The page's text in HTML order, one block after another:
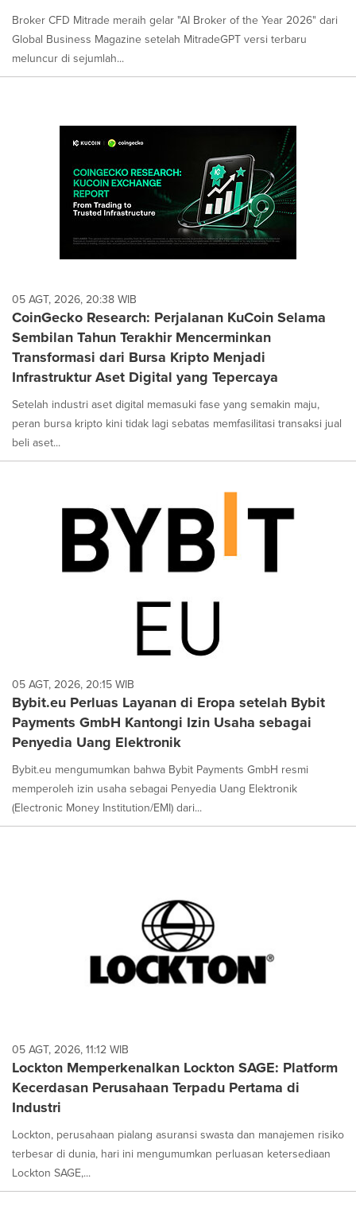
Broker CFD Mitrade meraih gelar "AI Broker of the Year 2026" dari
Global Business Magazine setelah MitradeGPT versi terbaru
meluncur di sejumlah...
05 AGT, 2026, 20:38 WIB
CoinGecko Research: Perjalanan KuCoin Selama
Sembilan Tahun Terakhir Mencerminkan
Transformasi dari Bursa Kripto Menjadi
Infrastruktur Aset Digital yang Tepercaya
Setelah industri aset digital memasuki fase yang semakin maju,
peran bursa kripto kini tidak lagi sebatas memfasilitasi transaksi jual
beli aset...
05 AGT, 2026, 20:15 WIB
Bybit.eu Perluas Layanan di Eropa setelah Bybit
Payments GmbH Kantongi Izin Usaha sebagai
Penyedia Uang Elektronik
Bybit.eu mengumumkan bahwa Bybit Payments GmbH resmi
memperoleh izin usaha sebagai Penyedia Uang Elektronik
(Electronic Money Institution/EMI) dari...
05 AGT, 2026, 11:12 WIB
Lockton Memperkenalkan Lockton SAGE: Platform
Kecerdasan Perusahaan Terpadu Pertama di
Industri
Lockton, perusahaan pialang asuransi swasta dan manajemen risiko
terbesar di dunia, hari ini mengumumkan perluasan ketersediaan
Lockton SAGE,...